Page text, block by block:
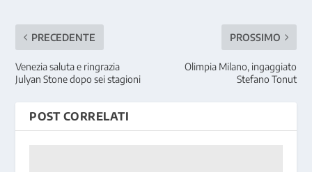
PRECEDENTE
Venezia saluta e ringrazia
Julyan Stone dopo sei stagioni
PROSSIMO
Olimpia Milano, ingaggiato
Stefano Tonut
POST CORRELATI